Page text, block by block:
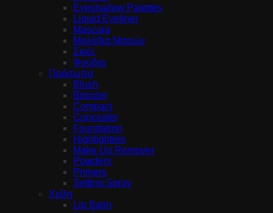
Eyeshadow Palettes
Liquid Eyeliner
Mascara
Μολύβια Ματιών
Σκιές
Φρύδια
Πρόσωπο
Blush
Bronzer
Compact
Concealer
Foundation
Highlighters
Make Up Remover
Powders
Primers
Setting Spray
Χείλη
Lip Balm